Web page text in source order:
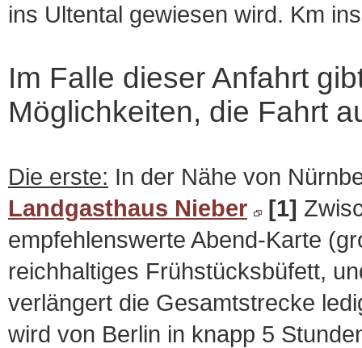
ins Ultental gewiesen wird. Km
Im Falle dieser Anfahrt
Möglichkeiten, die Fahrt
Die erste: In der Nähe von
Landgasthaus Nieber
[1]
empfehlenswerte Abend-Karte
reichhaltiges Frühstücksbüfett,
verlängert die Gesamtstrecke
wird von Berlin in knapp 5